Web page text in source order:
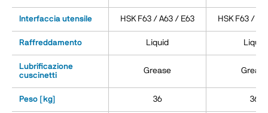
Interfaccia utensile HSK F63 / A63 / E63 HSK F63 /
Raffreddamento Liquid Liquid
Lubrificazione
cuscinetti
Grease Grease
Peso [kg] 36 36